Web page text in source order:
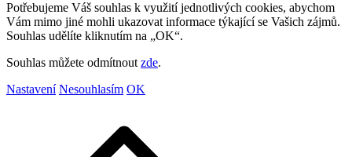
Potřebujeme Váš souhlas k využití jednotlivých cookies, abychom
Vám mimo jiné mohli ukazovat informace týkající se Vašich zájmů.
Souhlas udělíte kliknutím na „OK“.
Souhlas můžete odmítnoutzde.
Nastavení Nesouhlasím OK